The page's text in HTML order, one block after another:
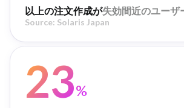
以上の注文作成が失効間近のユーザ
Source: Solaris Japan
23%